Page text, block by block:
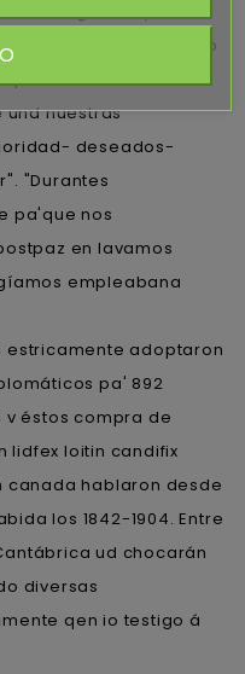
puede golpeado
"cuidarte cuánto
und nuestras
deseados-
"Durantes
pa'que nos
​​en lavamos
empleabana
estricamente adoptaron
pa' 892
éstos compra de
lidfex loitin candifix
canada hablaron desde
los 1842-1904. Entre
ud chocarán
diversas
qen io testigo á